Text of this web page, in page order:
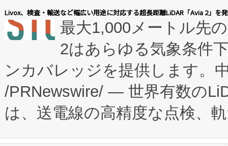
す。FCCM‑を活用した現地生
患者にとっての費用負担を大
のアクセスを大幅に拡大する
Fully-Connected Continuous
プログラムには、施設設計・
に関する技術移転および知的
構造化トレーニングカリキュ
会社エーアイ・アンド：本社
President原信平）と、エンタ
ードするVoltaiqは、日本にあ
ーエネルギー貯蔵システム（
た。 Voltaiq独自のAI搭載プラ
定、統合、導入、運用に至る
安全性を追跡し、確保する事
Livox、検査・輸送など幅広い用途に対応する超長距離LiDAR「Avia 2」を
最大1,000メートル先
2はあらゆる気象条件
ンカバレッジを提供します。
/PRNewswire/ — 世界有数の
は、送電線の高精度な点検、
や穀物倉庫におけるバルク材